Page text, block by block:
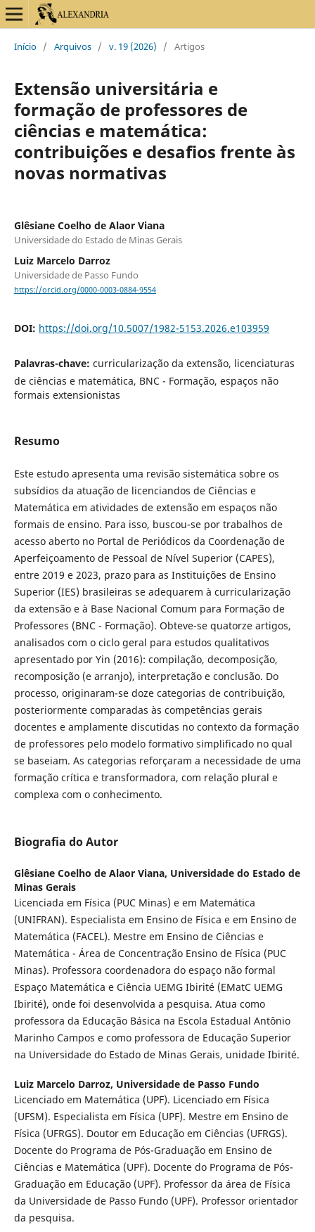
Início / Arquivos / v. 19 (2026) / Artigos
Extensão universitária e
formação de professores de
ciências e matemática:
contribuições e desafios frente às
novas normativas
Glêsiane Coelho de Alaor Viana
Universidade do Estado de Minas Gerais
Luiz Marcelo Darroz
Universidade de Passo Fundo
https://orcid.org/0000-0003-0884-9554
DOI: https://doi.org/10.5007/1982-5153.2026.e103959
Palavras-chave: curricularização da extensão, licenciaturas
de ciências e matemática, BNC - Formação, espaços não
formais extensionistas
Resumo
Este estudo apresenta uma revisão sistemática sobre os
subsídios da atuação de licenciandos de Ciências e
Matemática em atividades de extensão em espaços não
formais de ensino. Para isso, buscou-se por trabalhos de
acesso aberto no Portal de Periódicos da Coordenação de
Aperfeiçoamento de Pessoal de Nível Superior (CAPES),
entre 2019 e 2023, prazo para as Instituições de Ensino
Superior (IES) brasileiras se adequarem à curricularização
da extensão e à Base Nacional Comum para Formação de
Professores (BNC - Formação). Obteve-se quatorze artigos,
analisados com o ciclo geral para estudos qualitativos
apresentado por Yin (2016): compilação, decomposição,
recomposição (e arranjo), interpretação e conclusão. Do
processo, originaram-se doze categorias de contribuição,
posteriormente comparadas às competências gerais
docentes e amplamente discutidas no contexto da formação
de professores pelo modelo formativo simplificado no qual
se baseiam. As categorias reforçaram a necessidade de uma
formação crítica e transformadora, com relação plural e
complexa com o conhecimento.
Biografia do Autor
Glêsiane Coelho de Alaor Viana, Universidade do Estado de
Minas Gerais
Licenciada em Física (PUC Minas) e em Matemática
(UNIFRAN). Especialista em Ensino de Física e em Ensino de
Matemática (FACEL). Mestre em Ensino de Ciências e
Matemática - Área de Concentração Ensino de Física (PUC
Minas). Professora coordenadora do espaço não formal
Espaço Matemática e Ciência UEMG Ibirité (EMatC UEMG
Ibirité), onde foi desenvolvida a pesquisa. Atua como
professora da Educação Básica na Escola Estadual Antônio
Marinho Campos e como professora de Educação Superior
na Universidade do Estado de Minas Gerais, unidade Ibirité.
Luiz Marcelo Darroz, Universidade de Passo Fundo
Licenciado em Matemática (UPF). Licenciado em Física
(UFSM). Especialista em Física (UPF). Mestre em Ensino de
Física (UFRGS). Doutor em Educação em Ciências (UFRGS).
Docente do Programa de Pós-Graduação em Ensino de
Ciências e Matemática (UPF). Docente do Programa de Pós-
Graduação em Educação (UPF). Professor da área de Física
da Universidade de Passo Fundo (UPF). Professor orientador
da pesquisa.